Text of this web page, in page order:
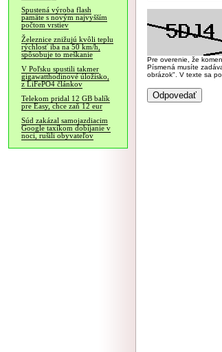
Spustená výroba flash
pamäte s novým najvyšším
počtom vrstiev
Železnice znižujú kvôli teplu
rýchlosť iba na 50 km/h,
spôsobuje to meškanie
V Poľsku spustili takmer
gigawatthodinové úložisko,
z LiFePO4 článkov
Telekom pridal 12 GB balík
pre Easy, chce zaň 12 eur
Súd zakázal samojazdiacim
Google taxíkom dobíjanie v
noci, rušili obyvateľov
Pre overenie, že
Písmená musíte
obrázok". V texte sa